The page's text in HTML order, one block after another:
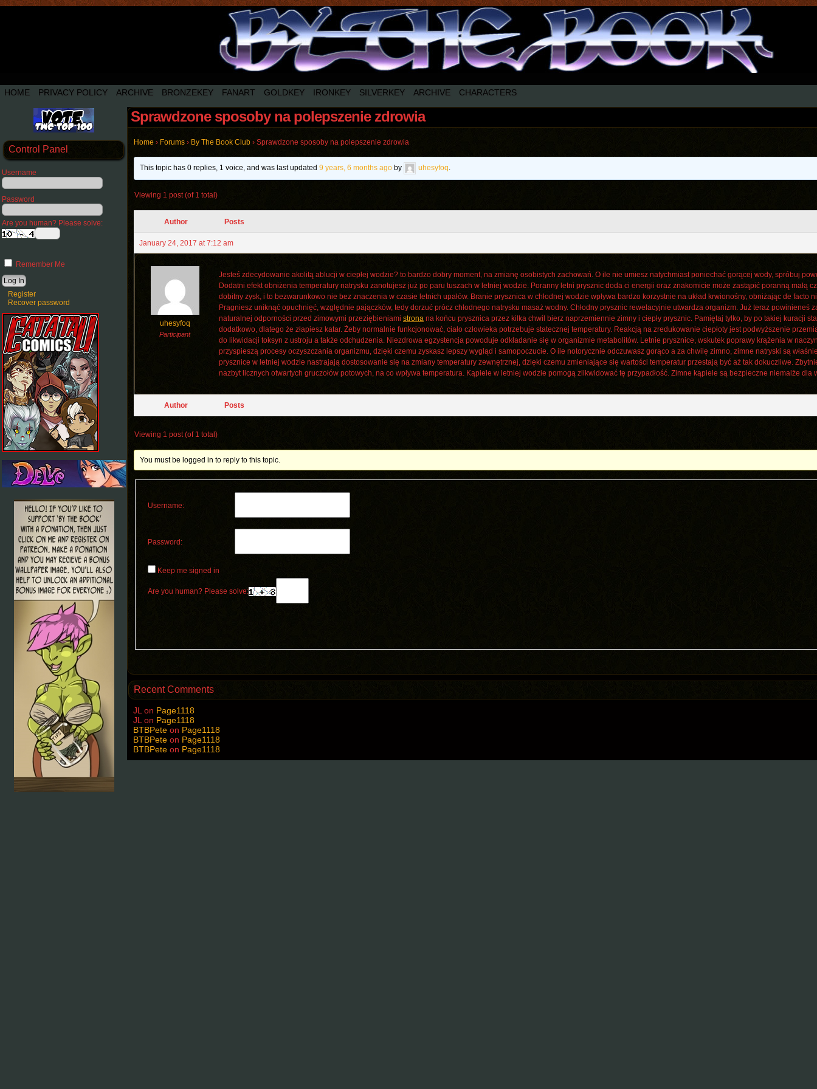
HOME PRIVACY POLICY ARCHIVE BRONZEKEY FANART GOLDKEY IRONKEY SILVERKEY ARCHIVE CHARACTERS
Control Panel
Username
Password
Are you human? Please solve:
Remember Me
Register
Recover password
Sprawdzone sposoby na polepszenie zdrowia
Home › Forums › By The Book Club › Sprawdzone sposoby na polepszenie zdrowia
This topic has 0 replies, 1 voice, and was last updated9 years, 6 months ago by uhesyfoq.
Viewing 1 post (of 1 total)
Author Posts
January 24, 2017 at 7:12 am
uhesyfoq
Participant
Jesteś zdecydowanie akolitą ablucji w ciepłej wodzie? to bardzo dobry moment, na zmianę osobistych zachowań. O ile nie umiesz natychmiast poniechać gorącej wody, spróbuj
Dodatni efekt obniżenia temperatury natrysku zanotujesz już po paru tuszach w letniej wodzie. Poranny letni prysznic doda ci energii oraz znakomicie może zastąpić poranną małą
dobitny zysk, i to bezwarunkowo nie bez znaczenia w czasie letnich upałów. Branie prysznica w chłodnej wodzie wpływa bardzo korzystnie na układ krwionośny, obniżając de facto
Pragniesz uniknąć opuchnięć, względnie pajączków, tedy dorzuć prócz chłodnego natrysku masaż wodny. Chłodny prysznic rewelacyjnie utwardza organizm. Już teraz powinieneś
naturalnej odporności przed zimowymi przeziębieniami strona na końcu prysznica przez kilka chwil bierz naprzemiennie zimny i ciepły prysznic. Pamiętaj tylko, by po takiej kuracji
dodatkowo, dlatego że złapiesz katar. Żeby normalnie funkcjonować, ciało człowieka potrzebuje statecznej temperatury. Reakcją na zredukowanie ciepłoty jest podwyższenie
do likwidacji toksyn z ustroju a także odchudzenia. Niezdrowa egzystencja powoduje odkładanie się w organizmie metabolitów. Letnie prysznice, wskutek poprawy krążenia w
przyspieszą procesy oczyszczania organizmu, dzięki czemu zyskasz lepszy wygląd i samopoczucie. O ile notorycznie odczuwasz gorąco a za chwilę zimno, zimne natryski są
prysznice w letniej wodzie nastrajają dostosowanie się na zmiany temperatury zewnętrznej, dzięki czemu zmieniające się wartości temperatur przestają być aż tak dokuczliwe.
nazbyt licznych otwartych gruczołów potowych, na co wpływa temperatura. Kąpiele w letniej wodzie pomogą zlikwidować tę przypadłość. Zimne kąpiele są bezpieczne niemalże dla
Author Posts
Viewing 1 post (of 1 total)
You must be logged in to reply to this topic.
Username:
Password:
Keep me signed in
Are you human? Please solve:
Recent Comments
JL on Page1118
JL on Page1118
BTBPete on Page1118
BTBPete on Page1118
BTBPete on Page1118